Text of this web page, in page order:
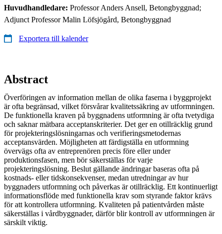
Huvudhandledare: Professor Anders Ansell, Betongbyggnad;
Adjunct Professor Malin Löfsjögård, Betongbyggnad
Exportera till kalender
Abstract
Överföringen av information mellan de olika faserna i byggprojekt
är ofta begränsad, vilket försvårar kvalitetssäkring av utformningen.
De funktionella kraven på byggnadens utformning är ofta tvetydiga
och saknar mätbara acceptanskriterier. Det ger en otillräcklig grund
för projekteringslösningarnas och verifieringsmetodernas
acceptansvärden. Möjligheten att färdigställa en utformning
övervägs ofta av entreprenören precis före eller under
produktionsfasen, men bör säkerställas för varje
projekteringslösning. Beslut gällande ändringar baseras ofta på
kostnads- eller tidskonsekvenser, medan utredningar av hur
byggnaders utformning och påverkas är otillräcklig. Ett kontinuerligt
informationsflöde med funktionella krav som styrande faktor krävs
för att kontrollera utformning. Kvaliteten på patientvården måste
säkerställas i vårdbyggnader, därför blir kontroll av utformningen är
särskilt viktig.